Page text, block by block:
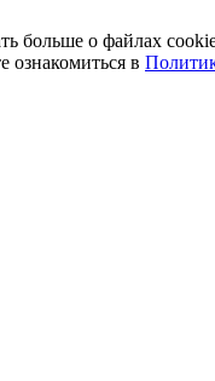
больше о файлах
ознакомиться в